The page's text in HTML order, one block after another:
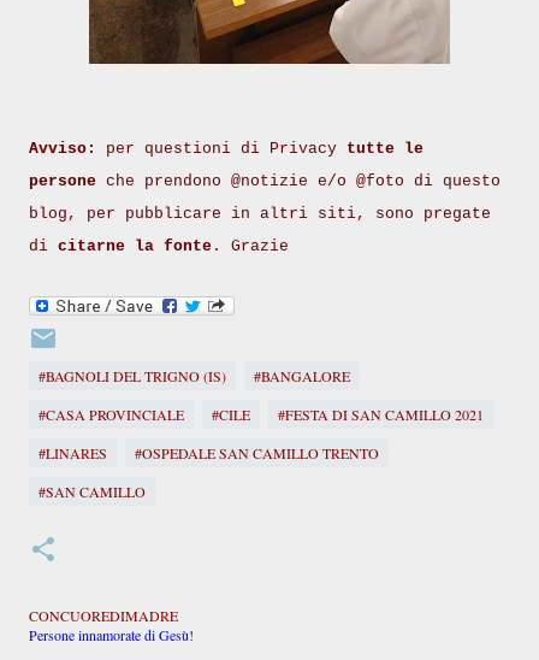
Avviso: per questioni di Privacy tutte le
persone che prendono @notizie e/o @foto di questo
blog, per pubblicare in altri siti, sono pregate
di citarne la fonte . Grazie
#BAGNOLI DEL TRIGNO (IS)
#BANGALORE
#CASA PROVINCIALE
#CILE
#FESTA DI SAN CAMILLO 2021
#LINARES
#OSPEDALE SAN CAMILLO TRENTO
#SAN CAMILLO
CONCUOREDIMADRE
Persone innamorate di Gesù!